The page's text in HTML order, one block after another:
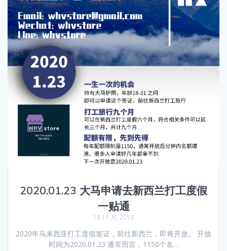
2020.01.23 大马申请去新西兰打工度假
一贴通
18 11 月, 2019
2020年马来西亚打工度假签证，前往新西兰，即将开放。 开放
时间为2020.01.23 通常而言，1150个名…